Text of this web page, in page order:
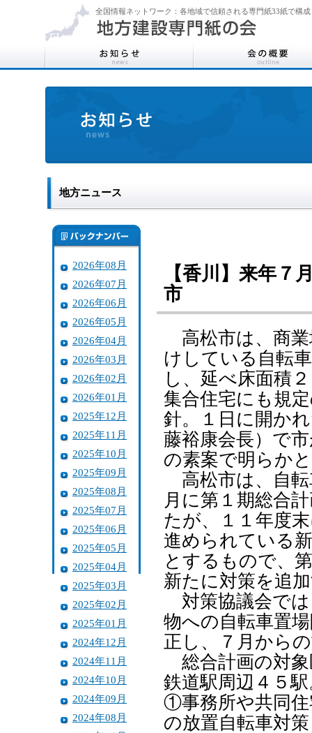
全国情報ネットワーク：各地域で信頼される専門紙33紙で構成
地方ニュース
2026年08月
2026年07月
2026年06月
2026年05月
2026年04月
2026年03月
2026年02月
2026年01月
2025年12月
2025年11月
2025年10月
2025年09月
2025年08月
2025年07月
2025年06月
2025年05月
2025年04月
2025年03月
2025年02月
2025年01月
2024年12月
2024年11月
2024年10月
2024年09月
2024年08月
【香川】来年
市
高松市は、商業
けしている自転
し、延べ床面積
集合住宅にも規
針。１日に開か
藤裕康会長）で
の素案で明らか
高松市は、自転
月に第１期総合
たが、１１年度
進められている
とするもので、
新たに対策を追
対策協議会では
物への自転車置
正し、７月から
総合計画の対象
鉄道駅周辺４５
①事務所や共同
の放置自転車対